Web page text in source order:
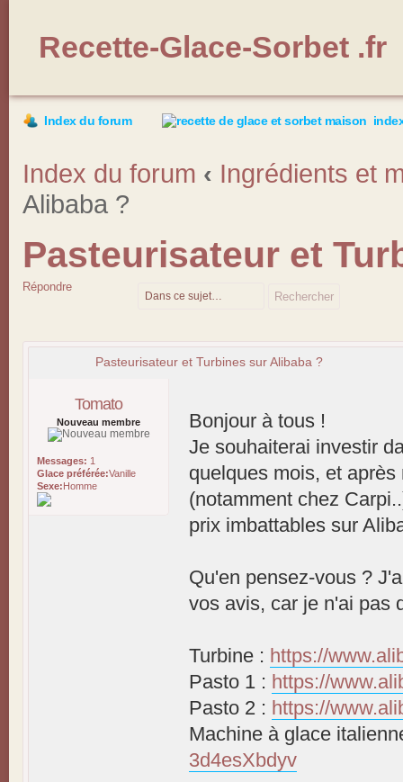
Recette-Glace-Sorbet .fr
Index du forum
Index du forum ‹ Ingrédients et
Alibaba ?
Pasteurisateur et
Répondre
Pasteurisateur et Turbines sur Alibaba ?
Tomato
Nouveau membre
Messages: 1
Glace préférée:Vanille
Sexe:Homme
Bonjour à tous !
Je souhaiterai investir
quelques mois, et
(notamment chez
prix imbattables sur
Qu'en pensez-vous ?
vos avis, car je n'ai pas
Turbine : https://
Pasto 1 : https://
Pasto 2 : https://
Machine à glace
3d4esXbdyv